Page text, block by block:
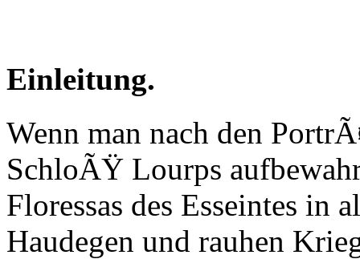
Einleitung.
Wenn man nach den
SchloÃŸ Lourps
Floressas des Esseintes in
Haudegen und rauhen